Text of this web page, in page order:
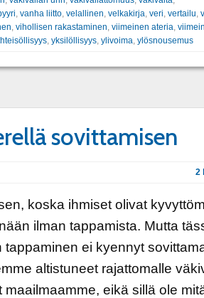
, vanha liitto, velallinen, velkakirja, veri, vertailu,
, vihollisen rakastaminen, viimeinen ateria,
, yksilöllisyys, ylivoima, ylösnousemus
sovittamisen
2
koska ihmiset olivat
ilman tappamista. Mutta
ei kyennyt
altistuneet rajattomalle
eikä sillä ole